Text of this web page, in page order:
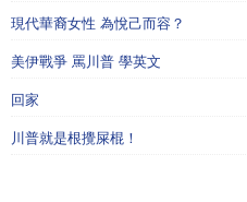
現代華裔女性 為悅己而容？
美伊戰爭 罵川普 學英文
回家
川普就是根攪屎棍！